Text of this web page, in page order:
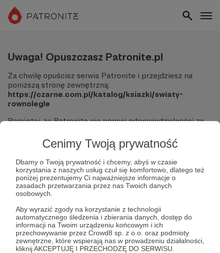
Cenimy Twoją prywatność
Dbamy o Twoją prywatność i chcemy, abyś w czasie
korzystania z naszych usług czuł się komfortowo, dlatego też
poniżej prezentujemy Ci najważniejsze informacje o
zasadach przetwarzania przez nas Twoich danych
osobowych.
Aby wyrazić zgody na korzystanie z technologii
automatycznego śledzenia i zbierania danych, dostęp do
informacji na Twoim urządzeniu końcowym i ich
przechowywanie przez Crowd8 sp. z o.o. oraz podmioty
zewnętrzne, które wspierają nas w prowadzeniu działalności,
kliknij AKCEPTUJĘ I PRZECHODZĘ DO SERWISU.
Uwaga! Opuszczasz Patronite.pl
Za chwilę opuścisz serwis Patronite i przejdziesz na
poniższą stronę zewnętrzną:
https://czarne.com.pl/katalog/ksiazki/swiaty-
rownolegle
Pamiętaj, że Patronite nie ponosi odpowiedzialności za
Nie podawaj swoich danych logowania ani informacji
Sprawdź dokładnie adres URL, zanim klikniesz przycisk
"Tak, przejdź do strony".
Jeśli masz wątpliwości, wróć do Patronite i zweryfikuj
link.
Czy na pewno chcesz kontynuować?
Tak, przejdź do strony